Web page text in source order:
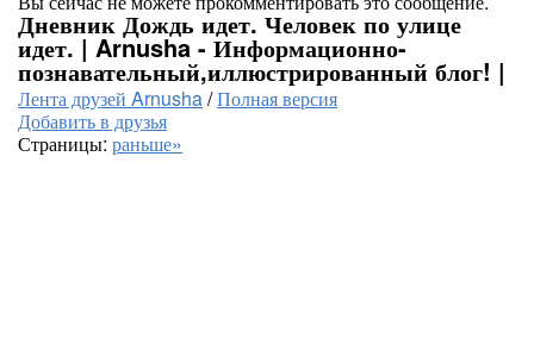
Дневник Дождь идет. Человек по улице
идет. | Arnusha - Информационно-
познавательный,иллюстрированный блог! |
Лента друзей Arnusha/Полная версия
Добавить в друзья
Страницы: раньше»